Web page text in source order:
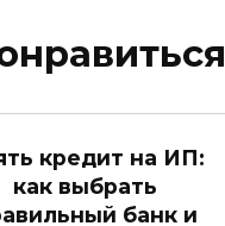
кредит на ИП:
как выбрать
банк и